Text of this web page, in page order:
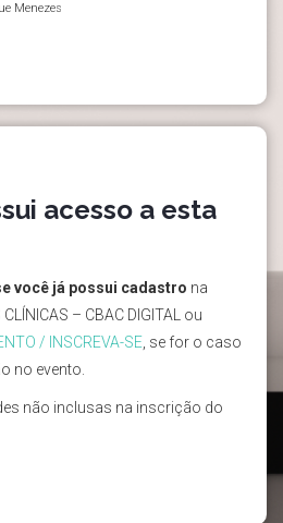
Menezes
acesso a esta
você já possui cadastro na
– CBAC DIGITAL ou
/ INSCREVA-SE , se for o caso
no evento.
não inclusas na inscrição do